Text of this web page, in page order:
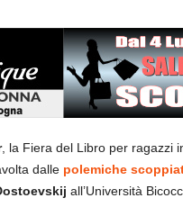
, la Fiera del Libro per ragazzi
dalle polemiche
all’Università